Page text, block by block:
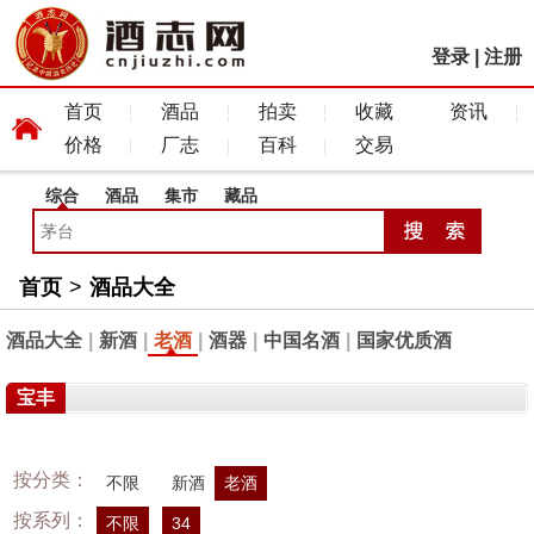
登录 注册
首页 酒品 拍卖 收藏
资讯
价格
厂志 百科 交易
综合 酒品 集市 藏品
首页 > 酒品大全
酒品大全 新酒 老酒 酒器 中国名酒 国家优质酒
宝丰
按分类： 不限 新酒 老酒
按系列： 不限 34